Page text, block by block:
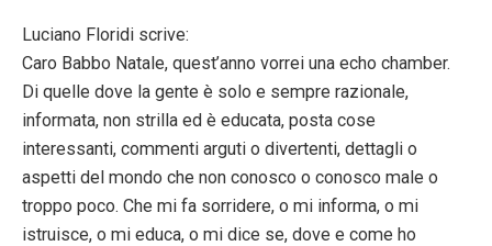
Luciano Floridi scrive:
Caro Babbo Natale, quest’anno vorrei una echo chamber.
Di quelle dove la gente è solo e sempre razionale,
informata, non strilla ed è educata, posta cose
interessanti, commenti arguti o divertenti, dettagli o
aspetti del mondo che non conosco o conosco male o
troppo poco. Che mi fa sorridere, o mi informa, o mi
istruisce, o mi educa, o mi dice se, dove e come ho